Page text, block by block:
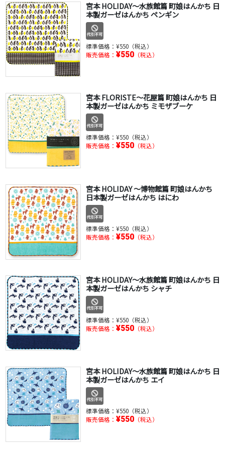
宮本 HOLIDAY～水族館篇 町娘はんかち 日
本製ガーゼはんかち ペンギン
標準価格： ¥550（税込）
販売価格： ¥550（税込）
宮本 FLORISTE～花屋篇 町娘はんかち 日
本製ガーゼはんかち ミモザブーケ
標準価格： ¥550（税込）
販売価格： ¥550（税込）
宮本 HOLIDAY ～博物館篇 町娘はんかち
日本製ガーゼはんかち はにわ
標準価格： ¥550（税込）
販売価格： ¥550（税込）
宮本 HOLIDAY～水族館篇 町娘はんかち 日
本製ガーゼはんかち シャチ
標準価格： ¥550（税込）
販売価格： ¥550（税込）
宮本 HOLIDAY～水族館篇 町娘はんかち 日
本製ガーゼはんかち エイ
標準価格： ¥550（税込）
販売価格： ¥550（税込）